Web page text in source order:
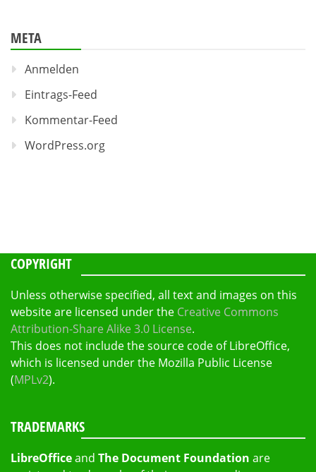
META
Anmelden
Eintrags-Feed
Kommentar-Feed
WordPress.org
COPYRIGHT
Unless otherwise specified, all text and images on this
website are licensed under the Creative Commons
Attribution-Share Alike 3.0 License.
This does not include the source code of LibreOffice,
which is licensed under the Mozilla Public License
(MPLv2).
TRADEMARKS
LibreOfficeand The Document Foundation are